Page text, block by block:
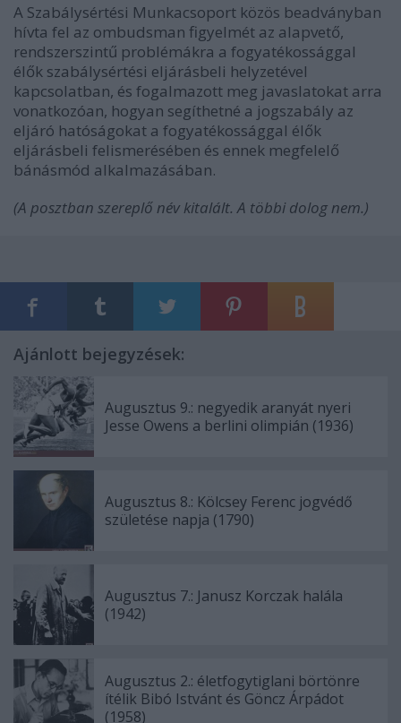
A Szabálysértési Munkacsoport közös beadványban
hívta fel az ombudsman figyelmét az alapvető,
rendszerszintű problémákra a fogyatékossággal
élők szabálysértési eljárásbeli helyzetével
kapcsolatban, és fogalmazott meg javaslatokat arra
vonatkozóan, hogyan segíthetné a jogszabály az
eljáró hatóságokat a fogyatékossággal élők
eljárásbeli felismerésében és ennek megfelelő
bánásmód alkalmazásában.
(A posztban szereplő név kitalált. A többi dolog nem.)
Ajánlott bejegyzések:
Augusztus 9.: negyedik aranyát nyeri
Jesse Owens a berlini olimpián (1936)
Augusztus 8.: Kölcsey Ferenc jogvédő
születése napja (1790)
Augusztus 7.: Janusz Korczak halála
(1942)
Augusztus 2.: életfogytiglani börtönre
ítélik Bibó Istvánt és Göncz Árpádot
(1958)